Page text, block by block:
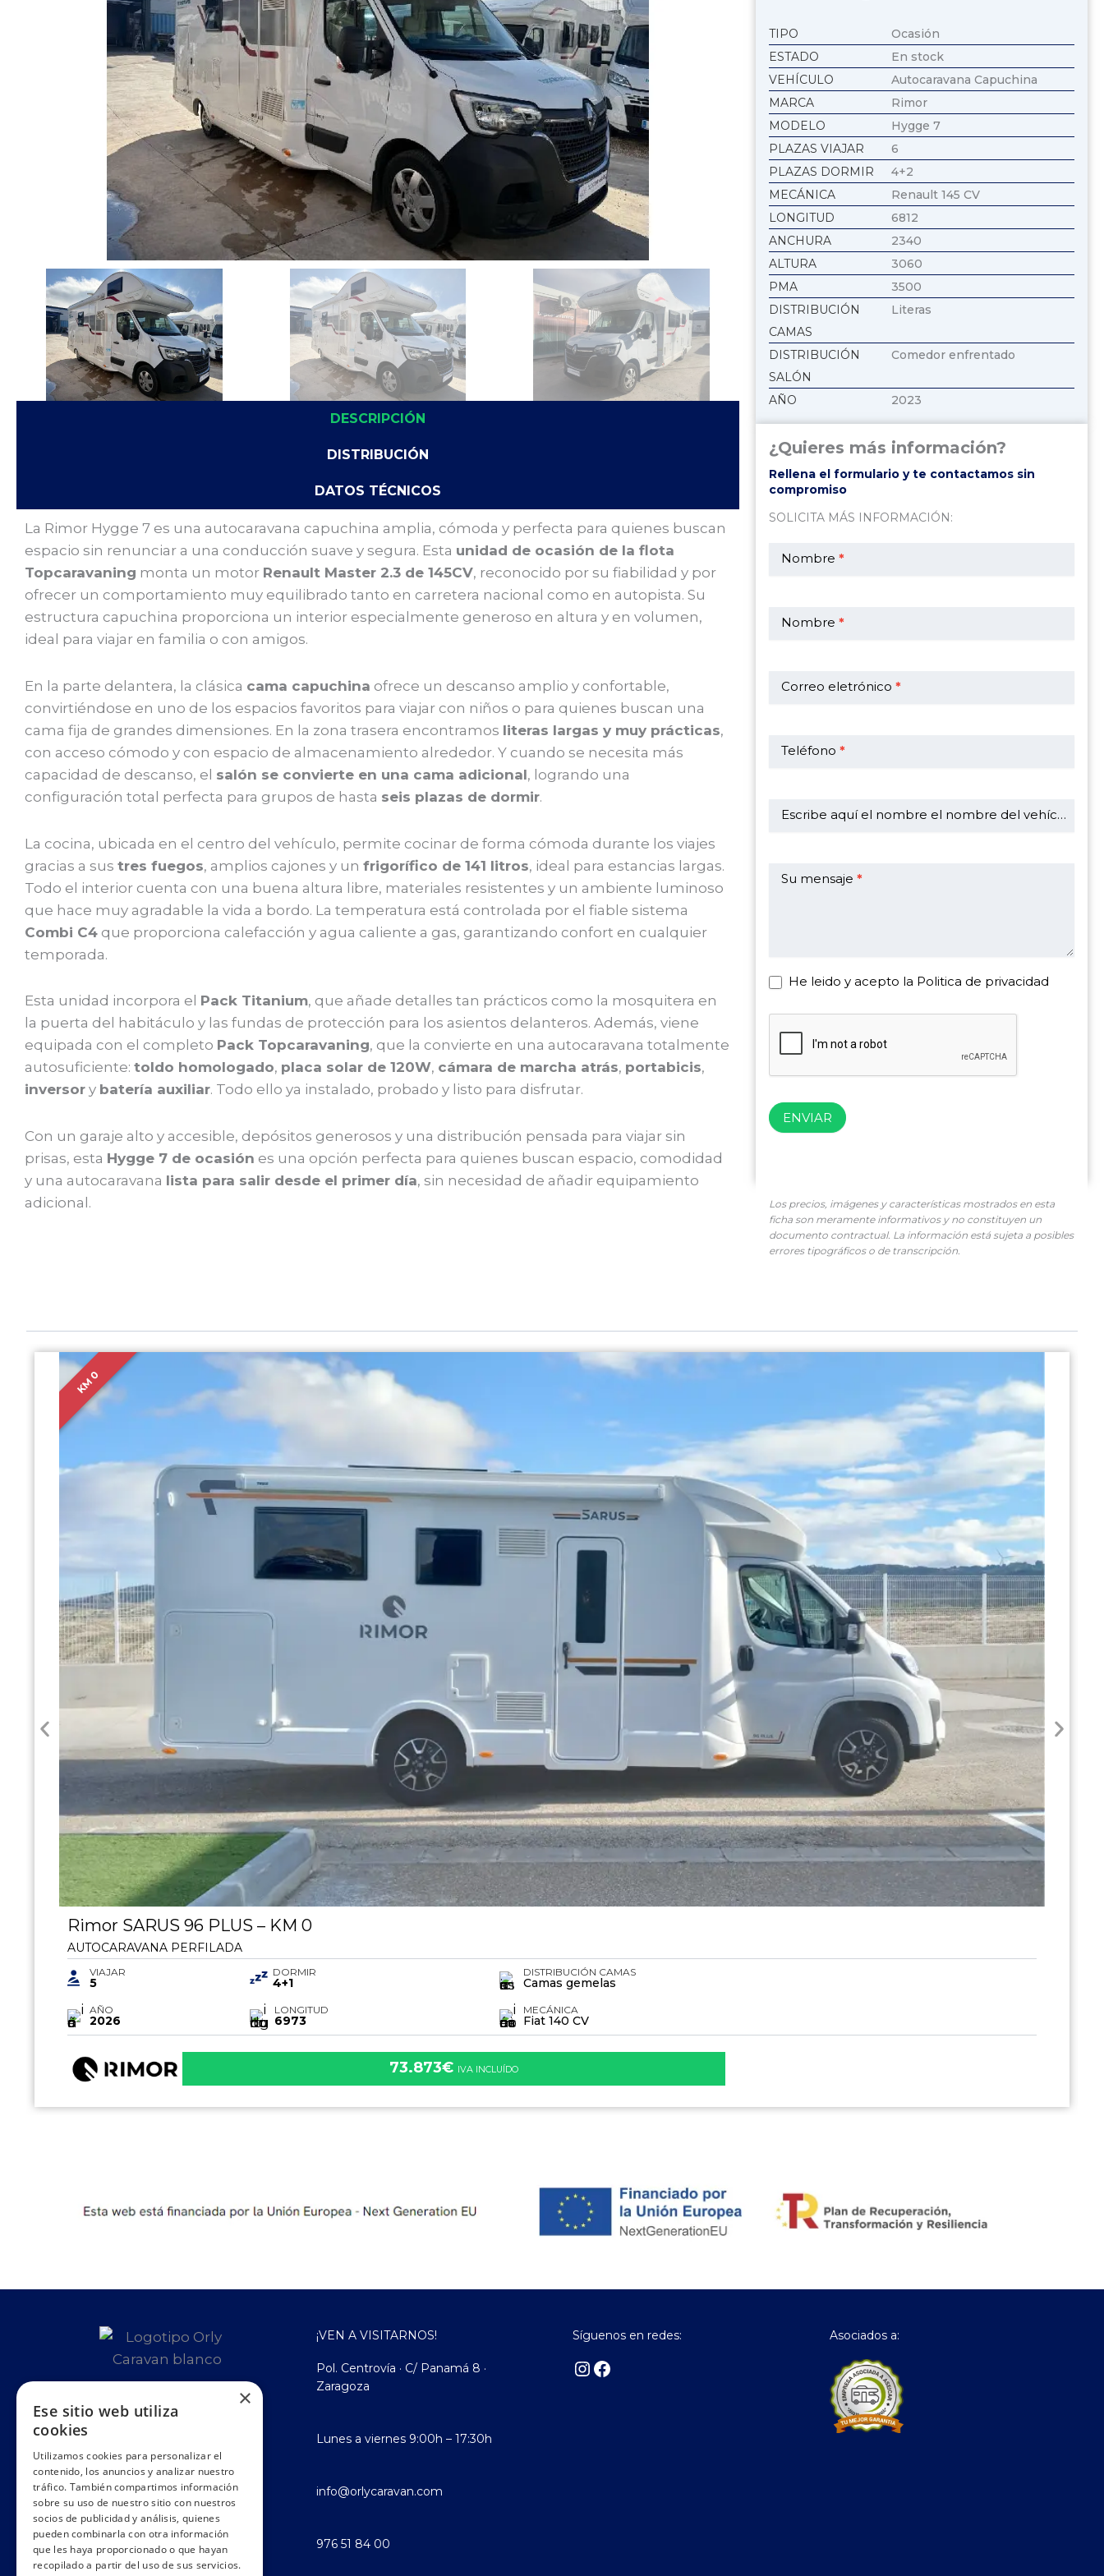
DESCRIPCIÓN
DISTRIBUCIÓN
DATOS TÉCNICOS
La Rimor Hygge 7 es una autocaravana capuchina amplia, cómoda y perfecta para quienes buscan
espacio sin renunciar a una conducción suave y segura. Esta unidad de ocasión de la flota
Topcaravaning monta un motor Renault Master 2.3 de 145CV, reconocido por su fiabilidad y por
ofrecer un comportamiento muy equilibrado tanto en carretera nacional como en autopista. Su
estructura capuchina proporciona un interior especialmente generoso en altura y en volumen,
ideal para viajar en familia o con amigos.
En la parte delantera, la clásica cama capuchina ofrece un descanso amplio y confortable,
convirtiéndose en uno de los espacios favoritos para viajar con niños o para quienes buscan una
cama fija de grandes dimensiones. En la zona trasera encontramos literas largas y muy prácticas,
con acceso cómodo y con espacio de almacenamiento alrededor. Y cuando se necesita más
capacidad de descanso, el salón se convierte en una cama adicional, logrando una
configuración total perfecta para grupos de hasta seis plazas de dormir.
La cocina, ubicada en el centro del vehículo, permite cocinar de forma cómoda durante los viajes
gracias a sus tres fuegos, amplios cajones y un frigorífico de 141 litros, ideal para estancias largas.
Todo el interior cuenta con una buena altura libre, materiales resistentes y un ambiente luminoso
que hace muy agradable la vida a bordo. La temperatura está controlada por el fiable sistema
Combi C4 que proporciona calefacción y agua caliente a gas, garantizando confort en cualquier
temporada.
Esta unidad incorpora el Pack Titanium, que añade detalles tan prácticos como la mosquitera en
la puerta del habitáculo y las fundas de protección para los asientos delanteros. Además, viene
equipada con el completo Pack Topcaravaning, que la convierte en una autocaravana totalmente
autosuficiente: toldo homologado, placa solar de 120W, cámara de marcha atrás, portabicis,
inversor y batería auxiliar. Todo ello ya instalado, probado y listo para disfrutar.
Con un garaje alto y accesible, depósitos generosos y una distribución pensada para viajar sin
prisas, esta Hygge 7 de ocasión es una opción perfecta para quienes buscan espacio, comodidad
y una autocaravana lista para salir desde el primer día, sin necesidad de añadir equipamiento
adicional.
TIPO
Ocasión
ESTADO
En stock
VEHÍCULO
Autocaravana Capuchina
MARCA
Rimor
MODELO
Hygge 7
PLAZAS VIAJAR
6
PLAZAS DORMIR
4+2
MECÁNICA
Renault 145 CV
LONGITUD
6812
ANCHURA
2340
ALTURA
3060
PMA
3500
DISTRIBUCIÓN
CAMAS
Literas
DISTRIBUCIÓN
SALÓN
Comedor enfrentado
AÑO 2023
¿Quieres más información?
Rellena el formulario y te contactamos sin
compromiso
SOLICITA MÁS INFORMACIÓN:
enNombre*
Nombre*
Correo eletrónico*
Teléfono*
Escribe aquí el nombre el nombre del vehículo
Su mensaje*
He leido y acepto la Politica de privacidad
ENVIAR
Los precios, imágenes y características mostrados en esta
ficha son meramente informativos y no constituyen un
documento contractual. La información está sujeta a posibles
errores tipográficos o de transcripción.
KM 0
Rimor SARUS 96 PLUS – KM 0
AUTOCARAVANA PERFILADA
VIAJAR
5
DORMIR
4+1
DISTRIBUCIÓN CAMAS
Camas gemelas
AÑO
2026
LONGITUD
6973
MECÁNICA
Fiat 140 CV
73.873€ IVA INCLUÍDO
¡VEN A VISITARNOS!
Pol. Centrovía · C/ Panamá 8 ·
Zaragoza
Lunes a viernes 9:00h – 17:30h
info@orlycaravan.com
976 51 84 00
Síguenos en redes: Asociados a:
×
Ese sitio web utiliza
cookies
Utilizamos cookies para personalizar el
contenido, los anuncios y analizar nuestro
tráfico. También compartimos información
sobre su uso de nuestro sitio con nuestros
socios de publicidad y análisis, quienes
pueden combinarla con otra información
que les haya proporcionado o que hayan
recopilado a partir del uso de sus servicios.